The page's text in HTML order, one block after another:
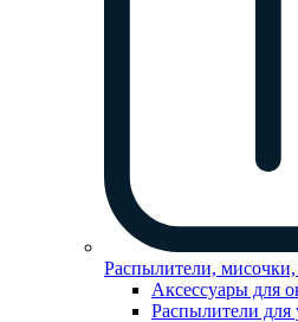
Распылители,
Аксессуары для
Распылители для